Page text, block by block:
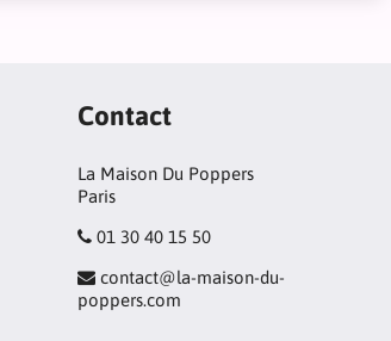
Contact
La Maison Du Poppers
Paris
01 30 40 15 50
contact@la-maison-du-
poppers.com